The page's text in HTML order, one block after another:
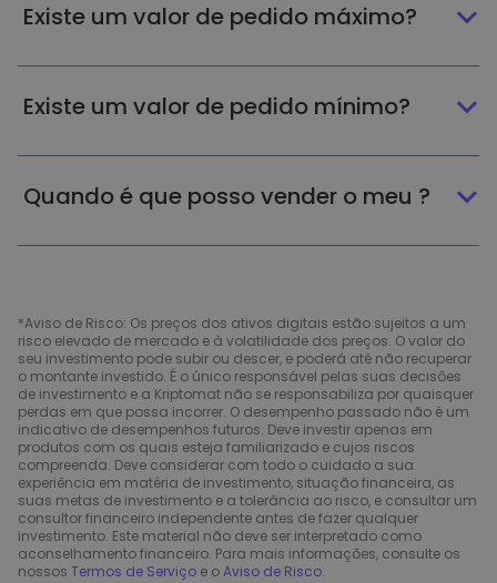
Existe um valor de pedido máximo?
Existe um valor de pedido mínimo?
Quando é que posso vender o meu ?
*Aviso de Risco: Os preços dos ativos digitais estão sujeitos a um
risco elevado de mercado e à volatilidade dos preços. O valor do
seu investimento pode subir ou descer, e poderá até não recuperar
o montante investido. É o único responsável pelas suas decisões
de investimento e a Kriptomat não se responsabiliza por quaisquer
perdas em que possa incorrer. O desempenho passado não é um
indicativo de desempenhos futuros. Deve investir apenas em
produtos com os quais esteja familiarizado e cujos riscos
compreenda. Deve considerar com todo o cuidado a sua
experiência em matéria de investimento, situação financeira, as
suas metas de investimento e a tolerância ao risco, e consultar um
consultor financeiro independente antes de fazer qualquer
investimento. Este material não deve ser interpretado como
aconselhamento financeiro. Para mais informações, consulte os
nossos Termos de Serviço e oAviso de Risco.